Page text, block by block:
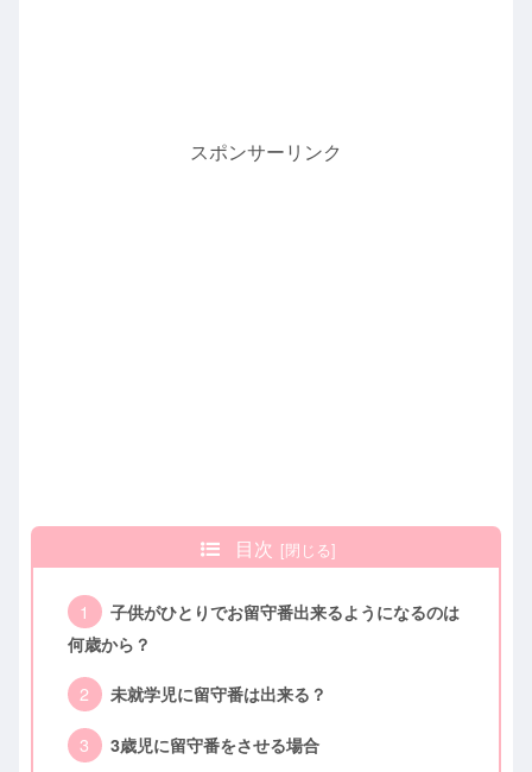
スポンサーリンク
目次
子供がひとりでお留守番出来るようになるのは
何歳から？
未就学児に留守番は出来る？
3歳児に留守番をさせる場合